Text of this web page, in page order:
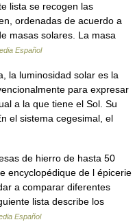
lista se recogen las
ordenadas de acuerdo a
masas solares. La masa
Español
la luminosidad solar es la
para expresar
a la que tiene el Sol. Su
el sistema cegesimal, el
de hierro de hasta 50
encyclopédique de l épicerie
a comparar diferentes
lista describe los
Español